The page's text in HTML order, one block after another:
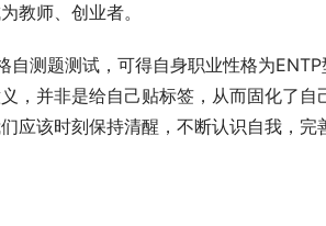
教师、创业者。
自测题测试，可得自身职业性格为
，并非是给自己贴标签，从而固化了
应该时刻保持清醒，不断认识自我，